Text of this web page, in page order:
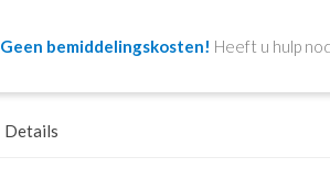
Geen bemiddelingskosten! Heeft u hulp
Details